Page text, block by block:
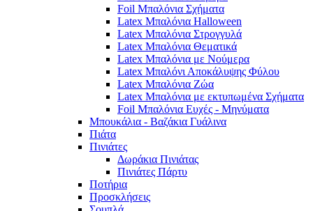
Foil Μπαλόνια Σχήματα
Latex Μπαλόνια Halloween
Latex Μπαλόνια Στρογγυλά
Latex Μπαλόνια Θεματικά
Latex Μπαλόνια με Νούμερα
Latex Μπαλόνι Αποκάλυψης Φύλου
Latex Μπαλόνια Ζώα
Latex Μπαλόνια με εκτυπωμένα Σχήματα
Foil Μπαλόνια Ευχές - Μηνύματα
Μπουκάλια - Βαζάκια Γυάλινα
Πιάτα
Πινιάτες
Δωράκια Πινιάτας
Πινιάτες Πάρτυ
Ποτήρια
Προσκλήσεις